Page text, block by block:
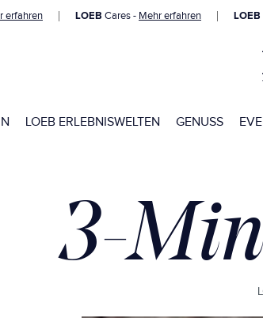
erfahren LOEB Cares - Mehr erfahren LOEB
LOEB ERLEBNISWELTEN GENUSS
3-